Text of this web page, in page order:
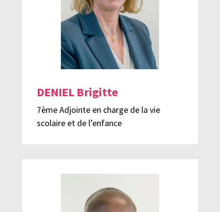
DENIEL Brigitte
7ème Adjointe en charge de la vie
scolaire et de l’enfance